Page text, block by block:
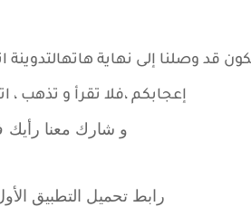
قد وصلنا إلى نهاية هاته
إعجابكم ،فلا تقرأ و تذهب
و شارك معنا رأيك
رابط تحميل التطبيق